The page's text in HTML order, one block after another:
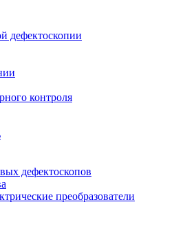
дефектоскопии
контроля
дефектоскопов
преобразователи